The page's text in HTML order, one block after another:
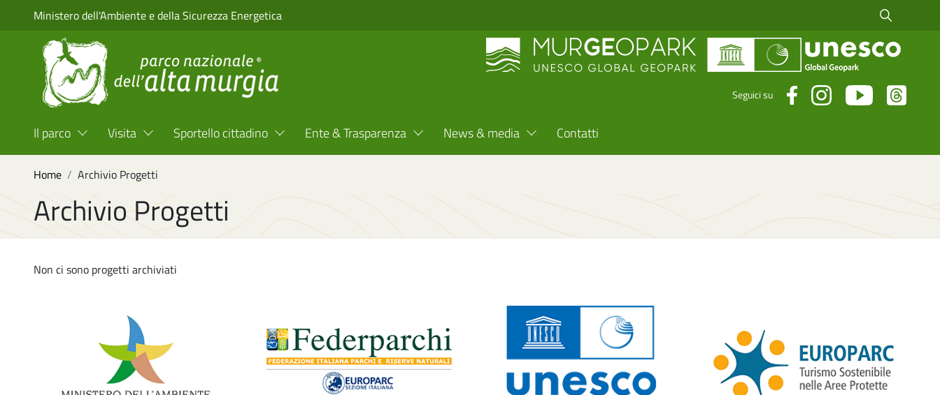
Salta al contenuto principale
Ministero dell'Ambiente e della Sicurezza Energetica Cerca fra i
Seguici su
Menu Top Header
Il parco Visita Sportello cittadino Ente & Trasparenza News & media Contatti
Home Archivio Progetti
Archivio Progetti
Non ci sono progetti archiviati